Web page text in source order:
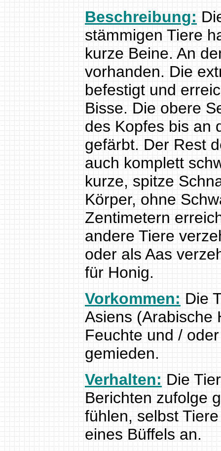
Beschreibung:
stämmigen Tiere
kurze Beine. An
vorhanden. Die
befestigt und
Bisse. Die obere
des Kopfes bis an
gefärbt. Der Rest
auch komplett
kurze, spitze
Körper, ohne
Zentimetern
andere Tiere
oder als Aas
für Honig.
Vorkommen: Die
Asiens (Arabische
Feuchte und /
gemieden.
Verhalten: Die
Berichten zufolge
fühlen, selbst
eines Büffels an.